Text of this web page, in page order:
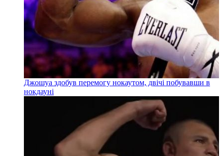
Джошуа здобув перемогу нокаутом, двічі побувавши в
нокдауні